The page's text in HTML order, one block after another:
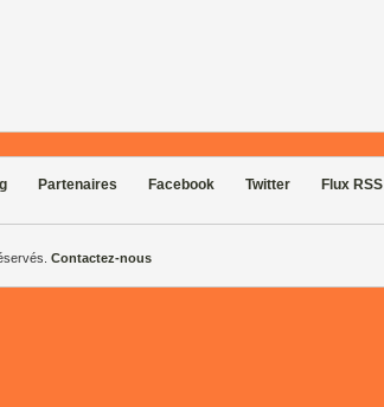
Partenaires Facebook Twitter Flux RSS
Contactez-nous